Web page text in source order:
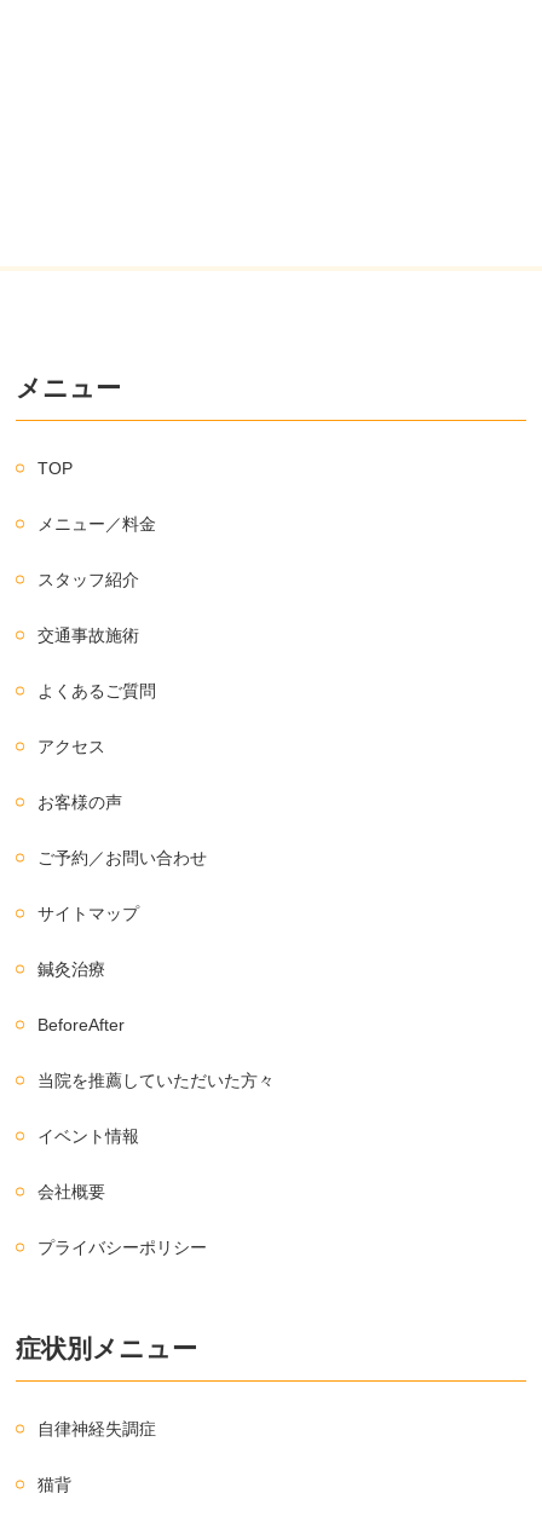
メニュー
TOP
メニュー／料金
スタッフ紹介
交通事故施術
よくあるご質問
アクセス
お客様の声
ご予約／お問い合わせ
サイトマップ
鍼灸治療
BeforeAfter
当院を推薦していただいた方々
イベント情報
会社概要
プライバシーポリシー
症状別メニュー
自律神経失調症
猫背